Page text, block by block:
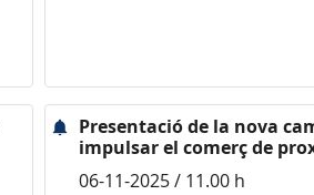
Presentació de la nova
impulsar el comerç de
06-11-2025 / 11.00 h